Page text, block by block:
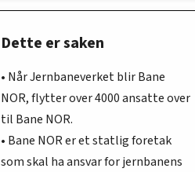
Dette er saken
• Når Jernbaneverket blir Bane
NOR, flytter over 4000 ansatte over
til Bane NOR.
• Bane NOR er et statlig foretak
som skal ha ansvar for jernbanens